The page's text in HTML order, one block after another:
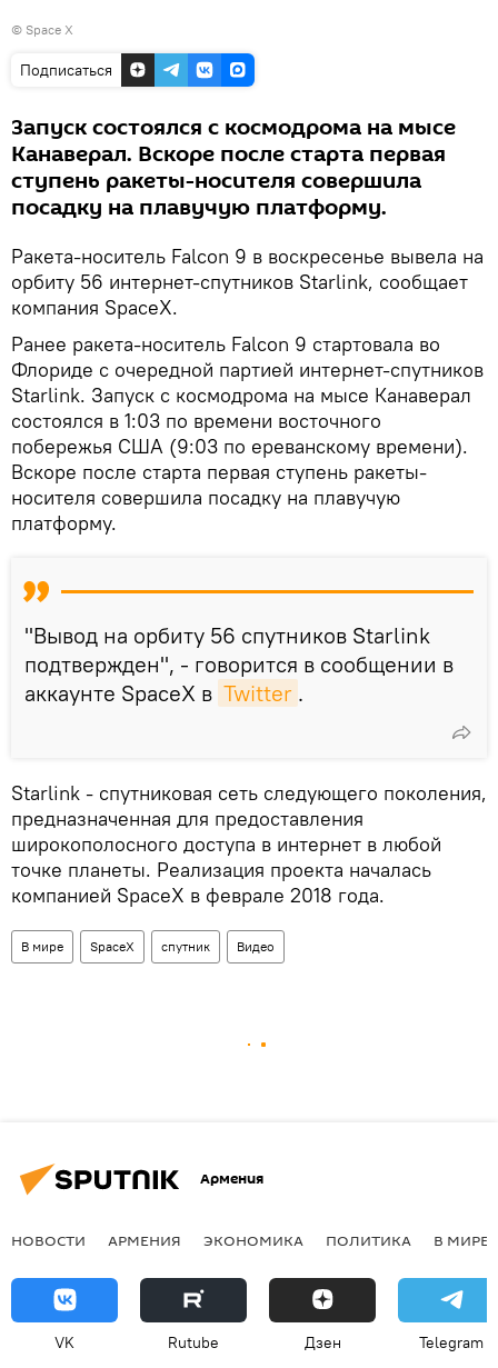
© Space X
Подписаться
Запуск состоялся с космодрома на мысе
Канаверал. Вскоре после старта первая
ступень ракеты-носителя совершила
посадку на плавучую платформу.
Ракета-носитель Falcon 9 в воскресенье вывела на
орбиту 56 интернет-спутников Starlink, сообщает
компания SpaceX.
Ранее ракета-носитель Falcon 9 стартовала во
Флориде с очередной партией интернет-спутников
Starlink. Запуск с космодрома на мысе Канаверал
состоялся в 1:03 по времени восточного
побережья США (9:03 по ереванскому времени).
Вскоре после старта первая ступень ракеты-
носителя совершила посадку на плавучую
платформу.
"Вывод на орбиту 56 спутников Starlink
подтвержден", - говорится в сообщении в
аккаунте SpaceX в Twitter .
Starlink - спутниковая сеть следующего поколения,
предназначенная для предоставления
широкополосного доступа в интернет в любой
точке планеты. Реализация проекта началась
компанией SpaceX в феврале 2018 года.
В мире SpaceX спутник Видео
Армения
НОВОСТИ АРМЕНИЯ ЭКОНОМИКА ПОЛИТИКА В МИРЕ
VK Rutube Дзен Telegram